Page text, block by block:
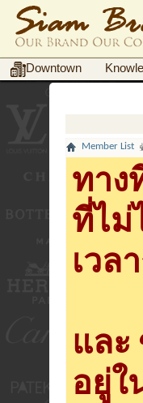
Downtown
Member List
ทาง
ที่ไม่
เวล
และ
อยู่ใ